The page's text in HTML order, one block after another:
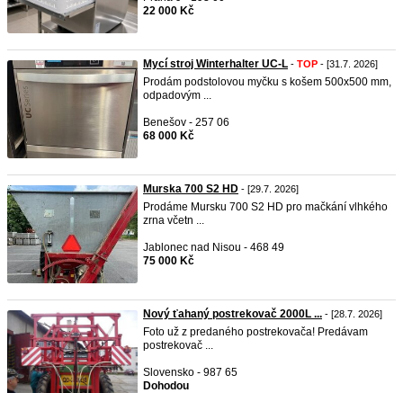
22 000 Kč
Mycí stroj Winterhalter UC-L - TOP - [31.7. 2026]
Prodám podstolovou myčku s košem 500x500 mm,
odpadovým ...
Benešov - 257 06
68 000 Kč
Murska 700 S2 HD - [29.7. 2026]
Prodáme Mursku 700 S2 HD pro mačkání vlhkého
zrna včetn ...
Jablonec nad Nisou - 468 49
75 000 Kč
Nový ťahaný postrekovač 2000L ... - [28.7. 2026]
Foto už z predaného postrekovača! Predávam
postrekovač ...
Slovensko - 987 65
Dohodou